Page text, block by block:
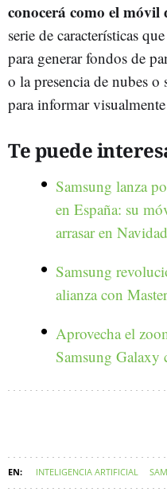
conocerá como el
serie de características
para generar fondos de
o la presencia de nubes
para informar
Te puede
Samsung lanza
en España: su
arrasar en Navidad
Samsung
alianza con
Aprovecha el
Samsung Galaxy
INTELIGENCIA ARTIFICIAL